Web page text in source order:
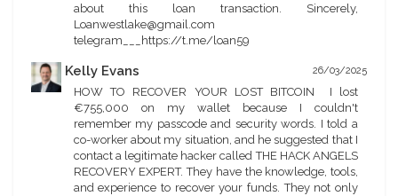
about this loan transaction. Sincerely,
Loanwestlake@gmail.com
telegram___https://t.me/loan59
Kelly Evans 26/03/2025
HOW TO RECOVER YOUR LOST BITCOIN I lost
€755,000 on my wallet because I couldn't
remember my passcode and security words. I told a
co-worker about my situation, and he suggested that I
contact a legitimate hacker called THE HACK ANGELS
RECOVERY EXPERT. They have the knowledge, tools,
and experience to recover your funds. They not only